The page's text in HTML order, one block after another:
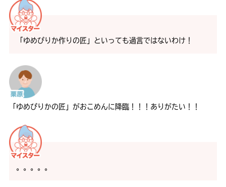
「ゆめぴりか作りの匠」といっても過言ではないわけ！
「ゆめぴりかの匠」がおこめんに降臨！！！ありがたい！！
。。。。。